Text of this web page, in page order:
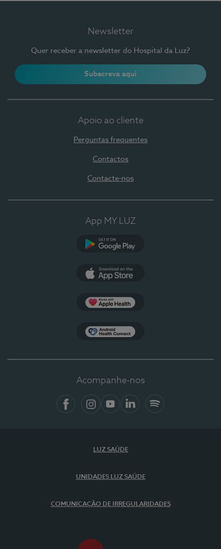
Newsletter
Quer receber a newsletter do Hospital da Luz?
Subscreva aqui
Apoio ao cliente
Perguntas frequentes
Contactos
Contacte-nos
App MY LUZ
Acompanhe-nos
LUZ SAÚDE
UNIDADES LUZ SAÚDE
COMUNICAÇÃO DE IRREGULARIDADES